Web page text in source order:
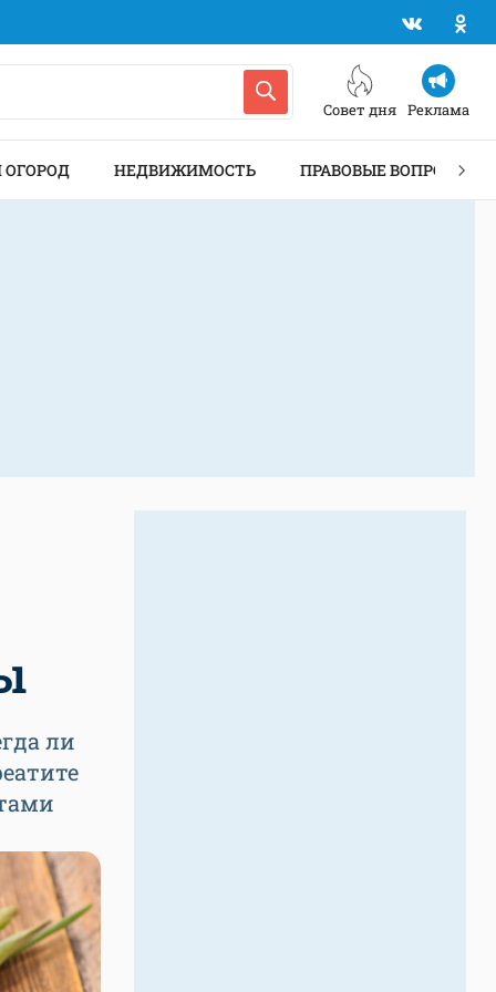
Совет дня Реклама
ОГОРОД НЕДВИЖИМОСТЬ ПРАВОВЫЕ ВОПРОСЫ
ли